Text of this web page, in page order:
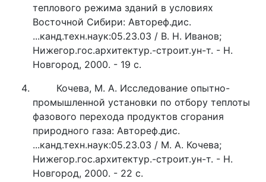
теплового режима зданий в условиях
Восточной Сибири: Автореф.дис.
...канд.техн.наук:05.23.03 / В. Н. Иванов;
Нижегор.гос.архитектур.-строит.ун-т. - Н.
Новгород, 2000. - 19 с.
Кочева, М. А. Исследование опытно-
промышленной установки по отбору теплоты
фазового перехода продуктов сгорания
природного газа: Автореф.дис.
...канд.техн.наук:05.23.03 / М. А. Кочева;
Нижегор.гос.архитектур.-строит.ун-т. - Н.
Новгород, 2000. - 22 с.